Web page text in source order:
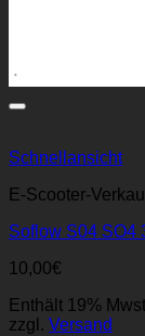
Schnellansicht
E-Scooter-
Soflow S04 SO4
10,00€
Enthält 19% Mwst
zzgl. Versand